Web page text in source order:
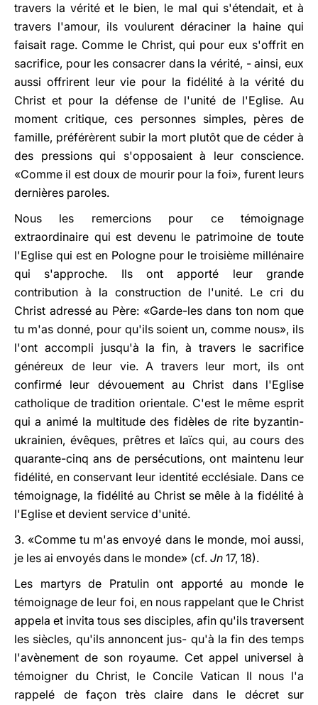
travers la vérité et le bien, le mal qui s'étendait, et à
travers l'amour, ils voulurent déraciner la haine qui
faisait rage. Comme le Christ, qui pour eux s'offrit en
sacrifice, pour les consacrer dans la vérité, - ainsi, eux
aussi offrirent leur vie pour la fidélité à la vérité du
Christ et pour la défense de l'unité de l'Eglise. Au
moment critique, ces personnes simples, pères de
famille, préférèrent subir la mort plutôt que de céder à
des pressions qui s'opposaient à leur conscience.
«Comme il est doux de mourir pour la foi», furent leurs
dernières paroles.
Nous les remercions pour ce témoignage
extraordinaire qui est devenu le patrimoine de toute
l'Eglise qui est en Pologne pour le troisième millénaire
qui s'approche. Ils ont apporté leur grande
contribution à la construction de l'unité. Le cri du
Christ adressé au Père: «Garde-les dans ton nom que
tu m'as donné, pour qu'ils soient un, comme nous», ils
l'ont accompli jusqu'à la fin, à travers le sacrifice
généreux de leur vie. A travers leur mort, ils ont
confirmé leur dévouement au Christ dans l'Eglise
catholique de tradition orientale. C'est le même esprit
qui a animé la multitude des fidèles de rite byzantin-
ukrainien, évêques, prêtres et laïcs qui, au cours des
quarante-cinq ans de persécutions, ont maintenu leur
fidélité, en conservant leur identité ecclésiale. Dans ce
témoignage, la fidélité au Christ se mêle à la fidélité à
l'Eglise et devient service d'unité.
3. «Comme tu m'as envoyé dans le monde, moi aussi,
je les ai envoyés dans le monde» (cf. Jn 17, 18).
Les martyrs de Pratulin ont apporté au monde le
témoignage de leur foi, en nous rappelant que le Christ
appela et invita tous ses disciples, afin qu'ils traversent
les siècles, qu'ils annoncent jus- qu'à la fin des temps
l'avènement de son royaume. Cet appel universel à
témoigner du Christ, le Concile Vatican II nous l'a
rappelé de façon très claire dans le décret sur